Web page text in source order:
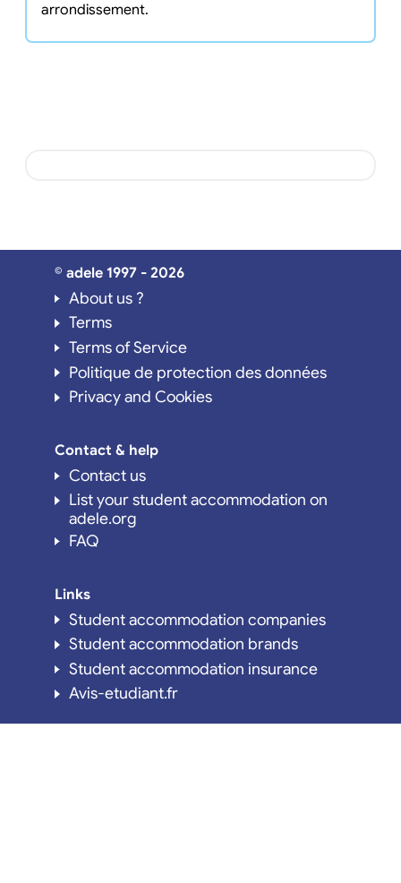
arrondissement.
© adele 1997 - 2026
About us ?
Terms
Terms of Service
Politique de protection des données
Privacy and Cookies
Contact & help
Contact us
List your student accommodation on
adele.org
FAQ
Links
Student accommodation companies
Student accommodation brands
Student accommodation insurance
Avis-etudiant.fr